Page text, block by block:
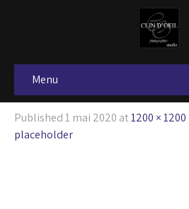
Menu
Published1 mai 2020 at1200 × 1200
placeholder